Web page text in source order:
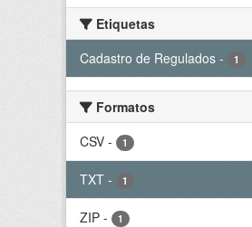
Etiquetas
Cadastro de Regulados - 1
Formatos
CSV - 1
TXT - 1
ZIP - 1